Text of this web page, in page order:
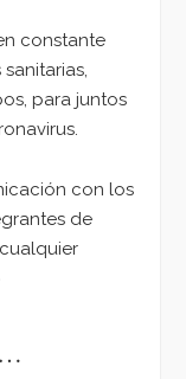
constante
para juntos
con los
de